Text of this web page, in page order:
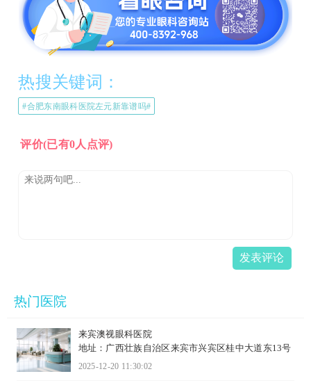
热搜关键词：
#合肥东南眼科医院左元新靠谱吗#
评价(已有0人点评)
发表评论
热门医院
来宾澳视眼科医院
地址：广西壮族自治区来宾市兴宾区桂中大道东13号
2025-12-20 11:30:02